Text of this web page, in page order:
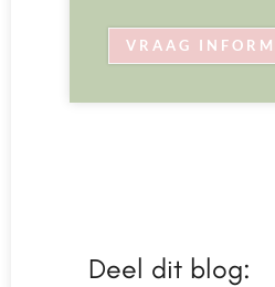
VRAAG
Deel dit blog: